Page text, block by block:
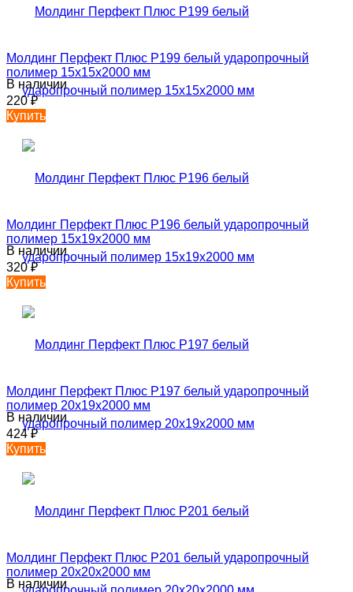
Молдинг Перфект Плюс P199 белый ударопрочный
полимер 15х15х2000 мм
В наличии
220₽
Купить
Молдинг Перфект Плюс P196 белый ударопрочный
полимер 15х19х2000 мм
В наличии
320₽
Купить
Молдинг Перфект Плюс P197 белый ударопрочный
полимер 20х19х2000 мм
В наличии
424₽
Купить
Молдинг Перфект Плюс P201 белый ударопрочный
полимер 20х20х2000 мм
В наличии